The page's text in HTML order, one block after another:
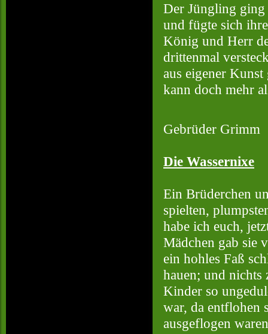
Der Jüngling ging
und fügte sich
König und Herr
drittenmal
aus eigener
kann doch mehr
Gebrüder Grimm
Die Wassernixe
Ein Brüderchen
spielten,
habe ich euch,
Mädchen gab sie
ein hohles Faß
hauen; und nichts
Kinder so
war, da entflohen
ausgeflogen